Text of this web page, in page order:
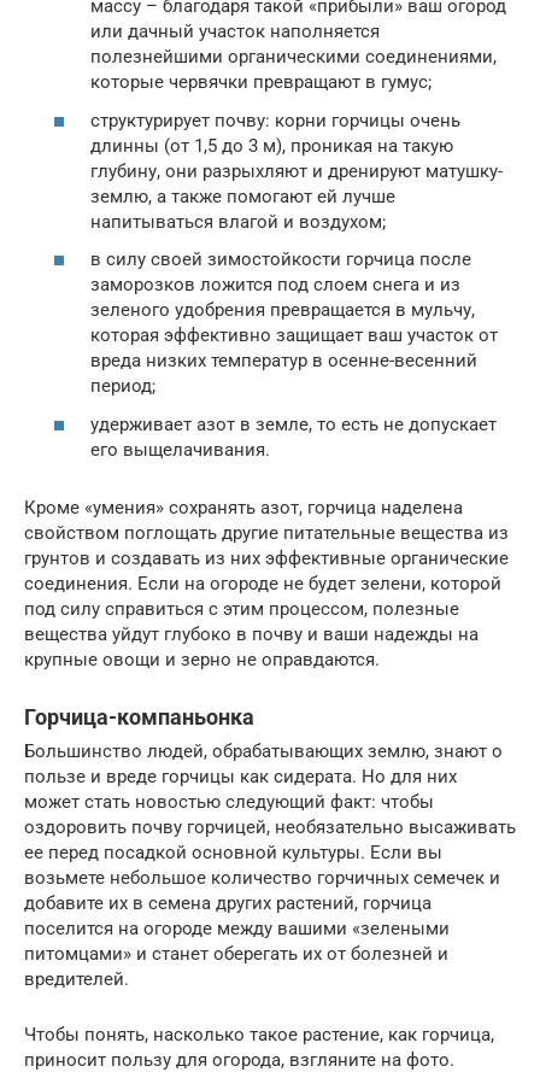
массу – благодаря такой «прибыли» ваш огород
или дачный участок наполняется
полезнейшими органическими соединениями,
которые червячки превращают в гумус;
структурирует почву: корни горчицы очень
длинны (от 1,5 до 3 м), проникая на такую
глубину, они разрыхляют и дренируют матушку-
землю, а также помогают ей лучше
напитываться влагой и воздухом;
в силу своей зимостойкости горчица после
заморозков ложится под слоем снега и из
зеленого удобрения превращается в мульчу,
которая эффективно защищает ваш участок от
вреда низких температур в осенне-весенний
период;
удерживает азот в земле, то есть не допускает
его выщелачивания.
Кроме «умения» сохранять азот, горчица наделена
свойством поглощать другие питательные вещества из
грунтов и создавать из них эффективные органические
соединения. Если на огороде не будет зелени, которой
под силу справиться с этим процессом, полезные
вещества уйдут глубоко в почву и ваши надежды на
крупные овощи и зерно не оправдаются.
Горчица-компаньонка
Большинство людей, обрабатывающих землю, знают о
пользе и вреде горчицы как сидерата. Но для них
может стать новостью следующий факт: чтобы
оздоровить почву горчицей, необязательно высаживать
ее перед посадкой основной культуры. Если вы
возьмете небольшое количество горчичных семечек и
добавите их в семена других растений, горчица
поселится на огороде между вашими «зелеными
питомцами» и станет оберегать их от болезней и
вредителей.
Чтобы понять, насколько такое растение, как горчица,
приносит пользу для огорода, взгляните на фото.